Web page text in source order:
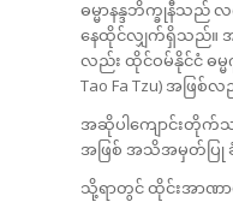
ဓမ္မာနန္ဒဘိက္ခုနီသည်
နေထိုင်လျှက်ရှိသည်။ အ
လည်း ထိုင်ဝမ်နိုင်ငံ ဓမ္
Tao Fa Tzu) အဖြ
အဆိုပါကျောင်းတိုက်သ
အဖြစ် အသိအမှတ်ပြု ခံရ
သို့ရာတွင် ထိုင်းအာဏာ